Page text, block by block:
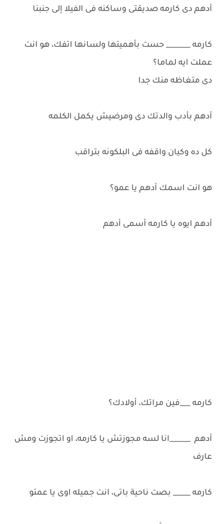
أدهم دى كارمه صديقتى وساكنه فى الفيلا إلى جنبنا
كارمه _______ حست بأهميتها ولسانها اتفك، هو انت
عملت ايه لماما؟
دى متغاظه منك جدا
أدهم بأدب والدتك دى ومرضيش يكمل الكلمه
كل ده وكيان واقفه فى البلكونه بتراقب
هو انت اسمك أدهم يا عمو؟
أدهم ايوه يا كارمه أسمى أدهم
كارمه ___فين مراتك، أولادك؟
أدهم ______انا لسه مجوزتش يا كارمه، او اتجوزت ومش
عارف
كارمه _____ بصت ناحية باتى، انت جميله اوى يا عمتو